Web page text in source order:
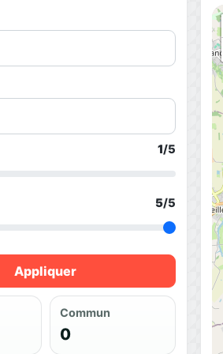
1/5
5/5
Appliquer
Commun
0